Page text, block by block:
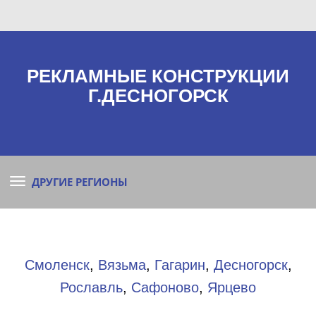
РЕКЛАМНЫЕ КОНСТРУКЦИИ
Г.ДЕСНОГОРСК
ДРУГИЕ РЕГИОНЫ
Смоленск, Вязьма, Гагарин, Десногорск,
Рославль, Сафоново, Ярцево